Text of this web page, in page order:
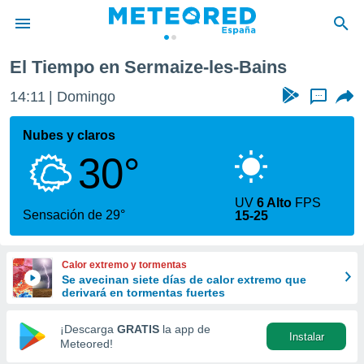
de
por
que se
calidad.
a este
las
y
forma
digital
basada
El Tiempo en Sermaize-les-Bains
14:11 Domingo ...
Nubes y claros
30°
Sensación de 29°
UV6 Alto FPS
15-25
Calor extremo y tormentas
Se avecinan siete días de calor extremo que
derivará en tormentas fuertes
¡Descarga GRATIS la app de
Meteored!
Instalar